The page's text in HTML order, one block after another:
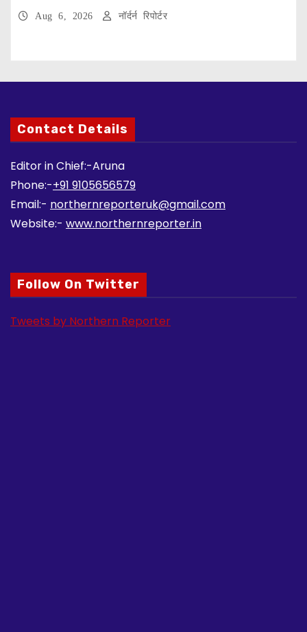
Aug 6, 2026 नॉर्दर्न रिपोर्टर
Contact Details
Editor in Chief:-Aruna
Phone:-+91 9105656579
Email:- northernreporteruk@gmail.com
Website:- www.northernreporter.in
Follow On Twitter
Tweets by Northern Reporter